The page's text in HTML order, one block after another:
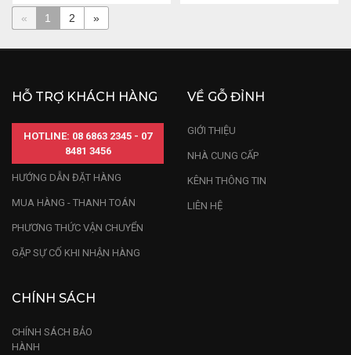
« 1 2 »
HỖ TRỢ KHÁCH HÀNG
HOTLINE: 08 6863 2345 - 07
8481 3456
HƯỚNG DẪN ĐẶT HÀNG
MUA HÀNG - THANH TOÁN
PHƯƠNG THỨC VẬN CHUYỂN
GẶP SỰ CỐ KHI NHẬN HÀNG
VỀ GỖ ĐỈNH
GIỚI THIỆU
NHÀ CUNG CẤP
KÊNH THÔNG TIN
LIÊN HỆ
CHÍNH SÁCH
CHÍNH SÁCH BẢO
HÀNH